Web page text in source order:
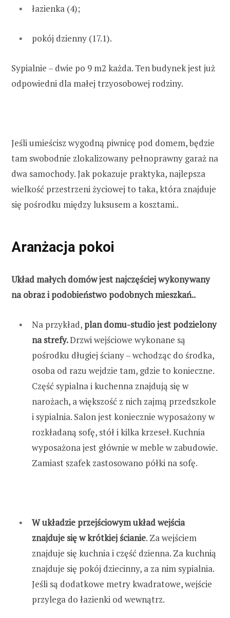
łazienka (4);
pokój dzienny (17.1).
Sypialnie – dwie po 9 m2 każda. Ten budynek jest już
odpowiedni dla małej trzyosobowej rodziny.
Jeśli umieścisz wygodną piwnicę pod domem, będzie
tam swobodnie zlokalizowany pełnoprawny garaż na
dwa samochody. Jak pokazuje praktyka, najlepsza
wielkość przestrzeni życiowej to taka, która znajduje
się pośrodku między luksusem a kosztami..
Aranżacja pokoi
Układ małych domów jest najczęściej wykonywany
na obraz i podobieństwo podobnych mieszkań..
Na przykład, plan domu-studio jest podzielony
na strefy.Drzwi wejściowe wykonane są
pośrodku długiej ściany – wchodząc do środka,
osoba od razu wejdzie tam, gdzie to konieczne.
Część sypialna i kuchenna znajdują się w
narożach, a większość z nich zajmą przedszkole
i sypialnia. Salon jest koniecznie wyposażony w
rozkładaną sofę, stół i kilka krzeseł. Kuchnia
wyposażona jest głównie w meble w zabudowie.
Zamiast szafek zastosowano półki na sofę.
W układzie przejściowym układ wejścia
znajduje się w krótkiej ścianie. Za wejściem
znajduje się kuchnia i część dzienna. Za kuchnią
znajduje się pokój dziecinny, a za nim sypialnia.
Jeśli są dodatkowe metry kwadratowe, wejście
przylega do łazienki od wewnątrz.